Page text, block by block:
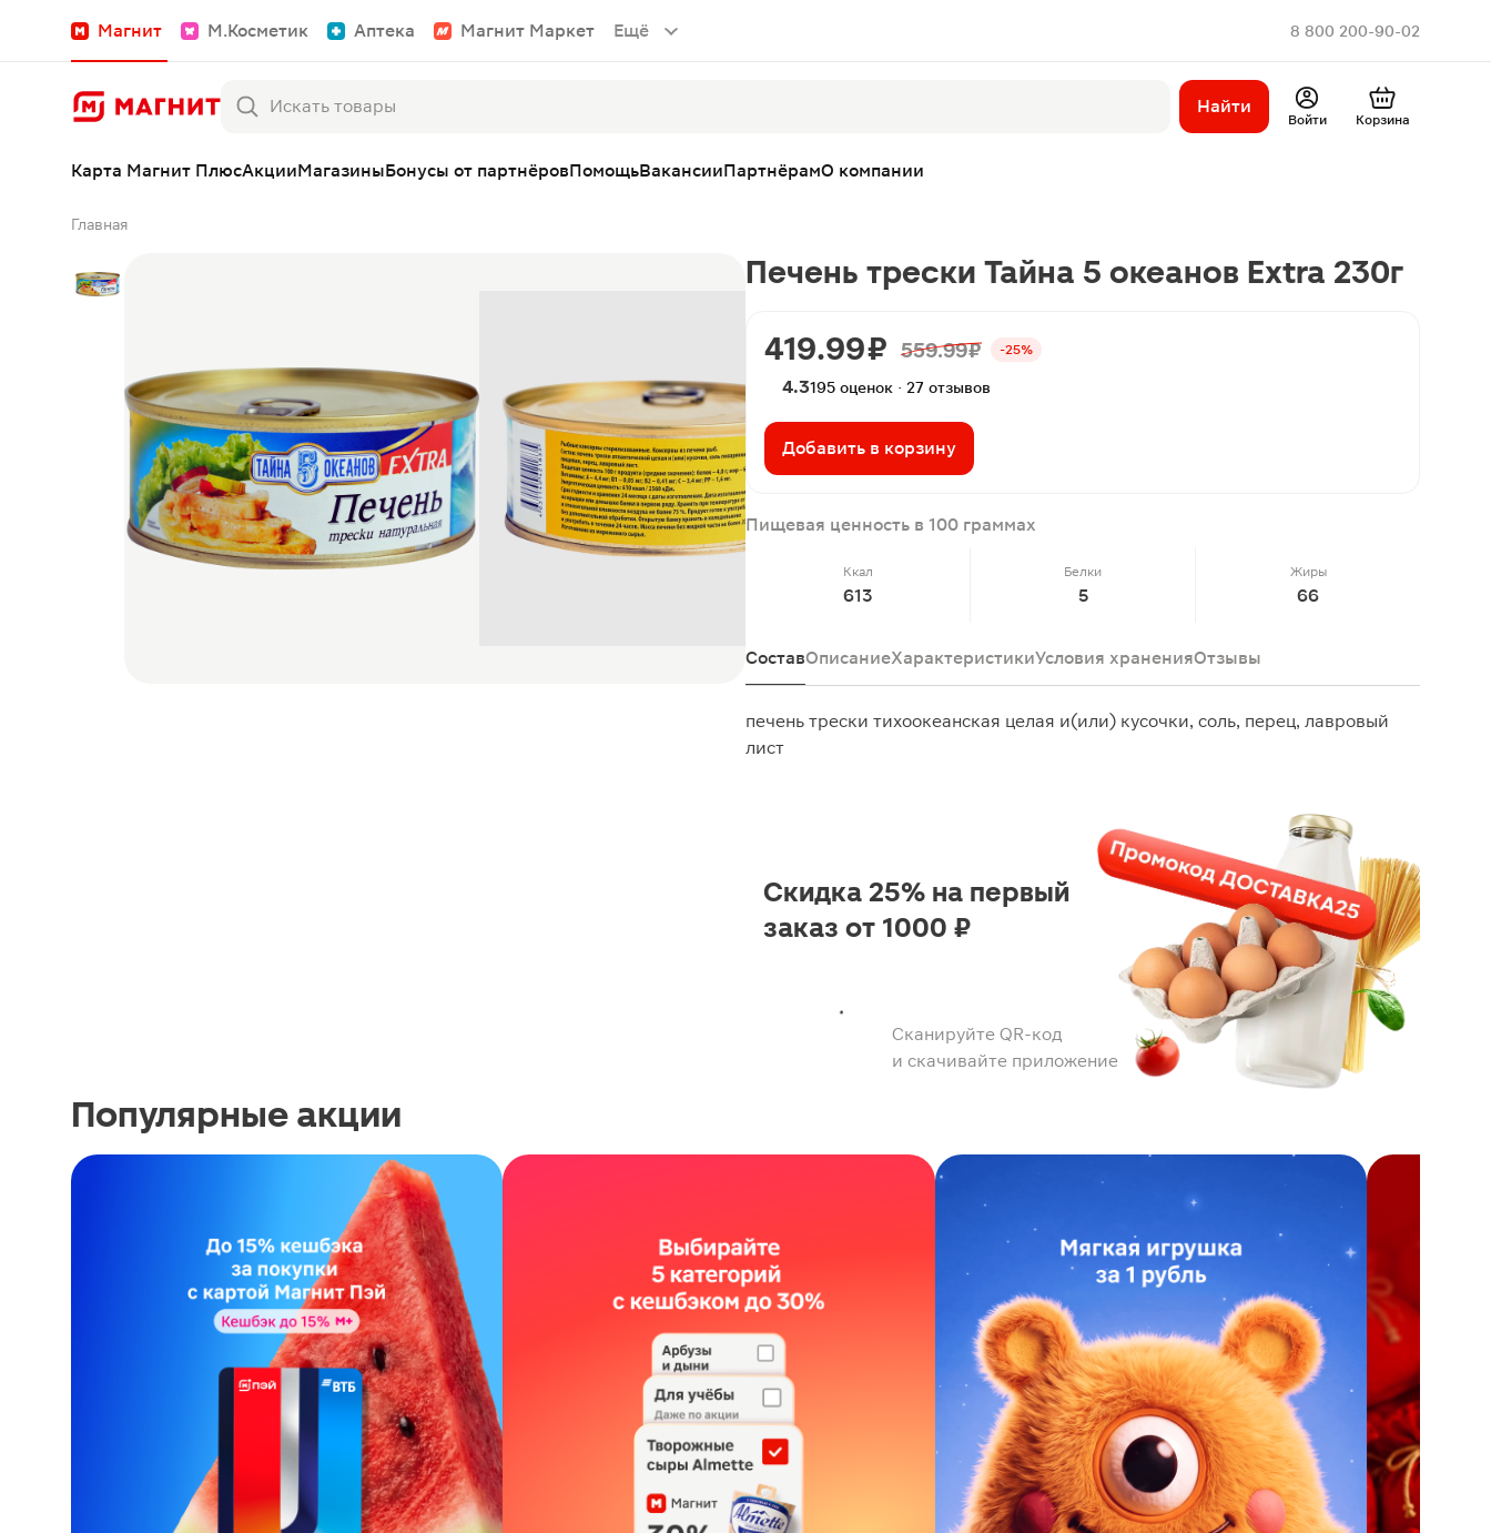
Магнит М.Косметик Аптека Магнит Маркет Ещё 8 800 200-90-02
Найти
Войти Корзина
Карта Магнит ПлюсАкцииМагазиныБонусы от партнёровПомощьВакансииПартнёрамО компании
Главная
Печень трески Тайна 5 океанов Extra 230г
419.99 ₽ 559.99 ₽ -25%
4.3195 оценок · 27 отзывов
Добавить в корзину
Пищевая ценность в 100 граммах
Ккал
613
Белки
5
Жиры
66
СоставОписаниеХарактеристикиУсловия храненияОтзывы
печень трески тихоокеанская целая и(или) кусочки, соль, перец, лавровый
лист
Сканируйте QR-код
и скачивайте приложение
Скидка 25% на первый
заказ от 1000 ₽
Популярные акции